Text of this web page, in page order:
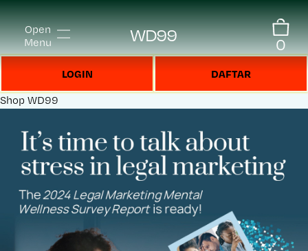
Open
Menu
WD99 0
LOGIN DAFTAR
Shop WD99